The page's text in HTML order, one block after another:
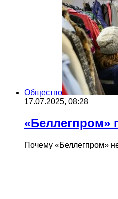
Общество
17.07.2025, 08:28
«Беллегпром»
Почему «Беллегпром»